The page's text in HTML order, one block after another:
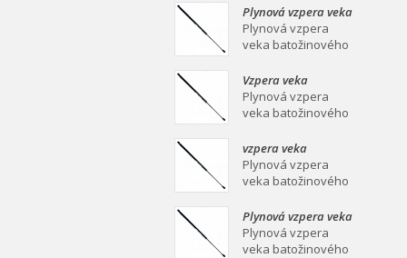
mm Plynová vzpera
veka batožinového
priestoru Ei
Plynová vzpera veka
batožinového
priestoru 639/258
Plynová vzpera
veka batožinového
mm Plynová vzpera
veka batožinového
priestoru Ei
Vzpera veka
batožinového
priestoru 387/139
Plynová vzpera
veka batožinového
mm Plynová vzpera
veka batožinového
priestoru Ei
vzpera veka
batožinového
priestoru 558/253
Plynová vzpera
veka batožinového
mm Plynová vzpera
veka batožinového
priestoru Ei
Plynová vzpera veka
batožinového
priestoru 549/219
Plynová vzpera
veka batožinového